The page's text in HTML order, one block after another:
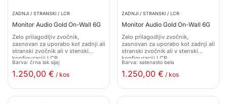
ZADNJI / STRANSKI / LCR
Monitor Audio Gold On-Wall 6G
Zelo prilagodljiv zvočnik,
zasnovan za uporabo kot zadnji ali
stranski zvočnik ali v stenski
konfiguraciji LCR
Barva: črna lak sijaj
1.250,00 € / kos
ZADNJI / STRANSKI / LCR
Monitor Audio Gold On-Wall 6G
Zelo prilagodljiv zvočnik,
zasnovan za uporabo kot zadnji ali
stranski zvočnik ali v stenski
konfiguraciji LCR
Barva: satenasto bela
1.250,00 € / kos